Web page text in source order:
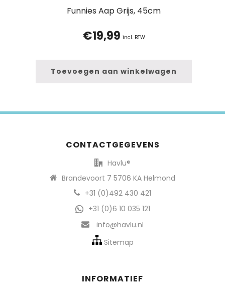
Funnies Aap Grijs, 45cm
€19,99 incl. BTW
Toevoegen aan winkelwagen
CONTACTGEGEVENS
Havlu®
Brandevoort 7 5706 KA Helmond
+31 (0)492 430 421
+31 (0)6 10 035 121
info@havlu.nl
Sitemap
INFORMATIEF